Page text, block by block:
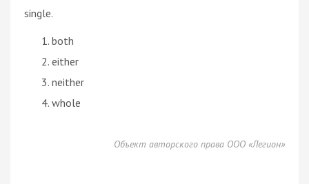
single.
both
either
neither
whole
Объект авторского права ООО «Легион»